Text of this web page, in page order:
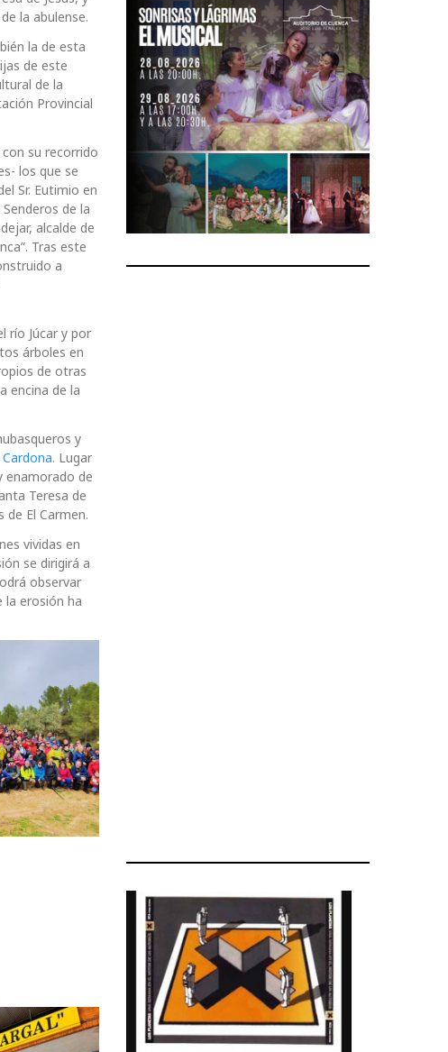
la abulense.
la de esta
de este
de la
Provincial
su recorrido
los que se
Sr. Eutimio en
de la
alcalde de
Tras este
a
río Júcar y por
árboles en
de otras
encina de la
y
. Lugar
enamorado de
Teresa de
El Carmen.
vividas en
se dirigirá a
observar
la erosión ha